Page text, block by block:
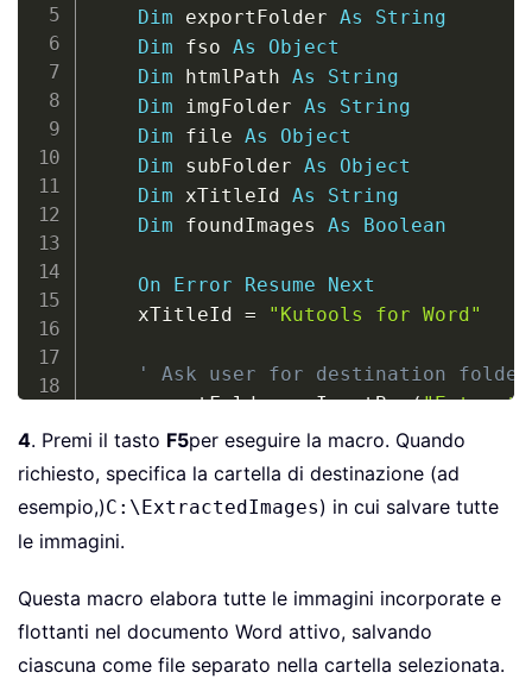
Dim exportFolder As
String
Dim fso As
Object
Dim htmlPath As
String
Dim imgFolder As
String
Dim file As
Object
Dim subFolder As
Object
Dim xTitleId As
String
Dim foundImages As Boolean
On Error Resume
Next
    xTitleId
= "Kutools for Word"
' Ask user for destination folder
    exportFolder
= InputBox("Enter
If exportFolder = "" Then Exit
If Right exportFolder , ) <>
Set CreateObject (
' Save current document as
Set doc = ActiveDocument
    tempPath
= Environ("TEMP") &
4. Premi il tasto F5per eseguire la macro. Quando
richiesto, specifica la cartella di destinazione (ad
esempio,)C:\ExtractedImages) in cui salvare tutte
le immagini.
Questa macro elabora tutte le immagini incorporate e
flottanti nel documento Word attivo, salvando
ciascuna come file separato nella cartella selezionata.